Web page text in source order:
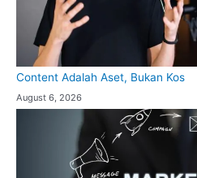
Content Adalah Aset, Bukan Kos
August 6, 2026